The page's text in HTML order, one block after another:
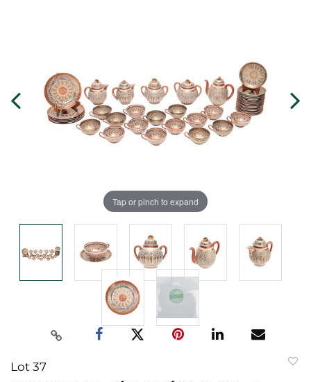
Tap or pinch to expand
Lot 37